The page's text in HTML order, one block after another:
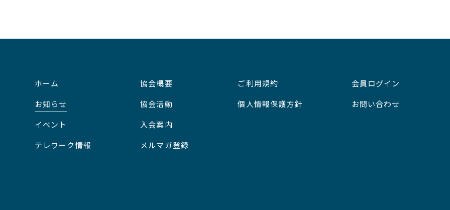
ホーム
お知らせ
イベント
テレワーク情報
協会概要
協会活動
入会案内
メルマガ登録
ご利用規約
個人情報保護方針
会員ログイン
お問い合わせ